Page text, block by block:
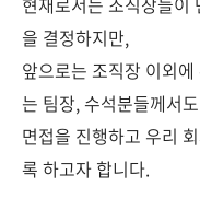
을 결정하지만,
앞으로는 조직장 이외
는 팀장, 수석분들께서도
면접을 진행하고 우리
록 하고자 합니다.